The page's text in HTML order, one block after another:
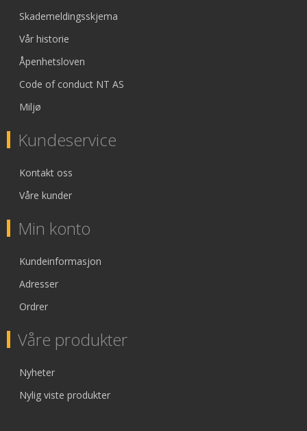
Skademeldingsskjema
Vår historie
Åpenhetsloven
Code of conduct NT AS
Miljø
Kundeservice
Kontakt oss
Våre kunder
Min konto
Kundeinformasjon
Adresser
Ordrer
Våre produkter
Nyheter
Nylig viste produkter